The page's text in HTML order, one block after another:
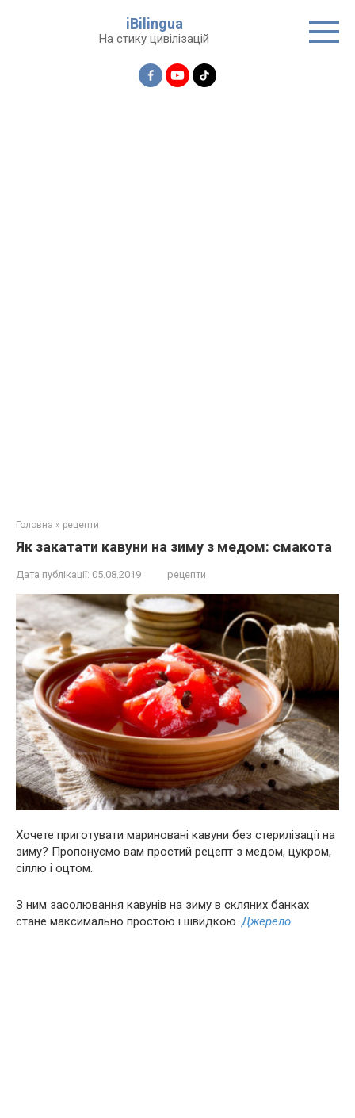
iBilingua
На стику цивілізацій
Головна » рецепти
Як закатати кавуни на зиму з медом: смакота
Дата публікації: 05.08.2019 рецепти
Хочете приготувати мариновані кавуни без стерилізації на
зиму? Пропонуємо вам простий рецепт з медом, цукром,
сіллю і оцтом.
З ним засолювання кавунів на зиму в скляних банках
стане максимально простою і швидкою. Джерело